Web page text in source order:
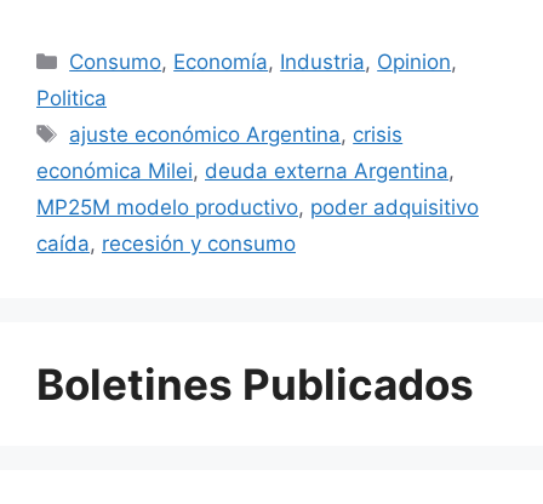
Consumo, Economía, Industria, Opinion,
Politica
ajuste económico Argentina, crisis
económica Milei, deuda externa Argentina,
MP25M modelo productivo, poder adquisitivo
caída, recesión y consumo
Boletines Publicados